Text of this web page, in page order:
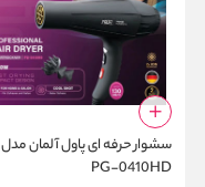
سشوار حرفه ای پاول آلمان مدل
PG-0410HD